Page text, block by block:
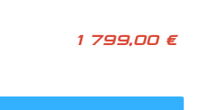
1 799,00 €